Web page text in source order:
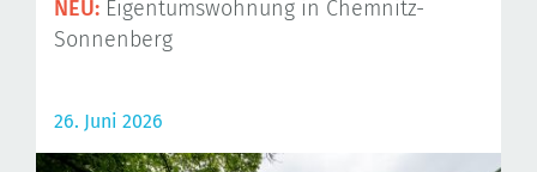
NEU: Eigentumswohnung in Chemnitz-
Sonnenberg
26. Juni 2026